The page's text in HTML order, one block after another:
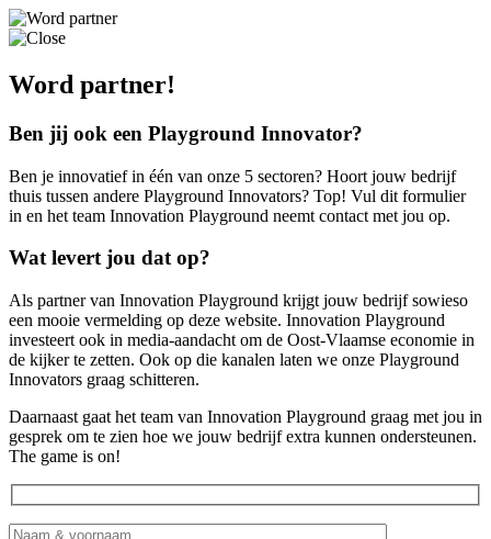
Word partner!
Ben jij ook een Playground Innovator?
Ben je innovatief in één van onze 5 sectoren? Hoort jouw bedrijf
thuis tussen andere Playground Innovators? Top! Vul dit formulier
in en het team Innovation Playground neemt contact met jou op.
Wat levert jou dat op?
Als partner van Innovation Playground krijgt jouw bedrijf sowieso
een mooie vermelding op deze website. Innovation Playground
investeert ook in media-aandacht om de Oost-Vlaamse economie in
de kijker te zetten. Ook op die kanalen laten we onze Playground
Innovators graag schitteren.
Daarnaast gaat het team van Innovation Playground graag met jou in
gesprek om te zien hoe we jouw bedrijf extra kunnen ondersteunen.
The game is on!